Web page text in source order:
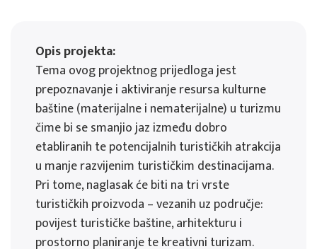
Opis projekta:
Tema ovog projektnog prijedloga jest
prepoznavanje i aktiviranje resursa kulturne
baštine (materijalne i nematerijalne) u turizmu
čime bi se smanjio jaz između dobro
etabliranih te potencijalnih turističkih atrakcija
u manje razvijenim turističkim destinacijama.
Pri tome, naglasak će biti na tri vrste
turističkih proizvoda – vezanih uz područje:
povijest turističke baštine, arhitekturu i
prostorno planiranje te kreativni turizam.